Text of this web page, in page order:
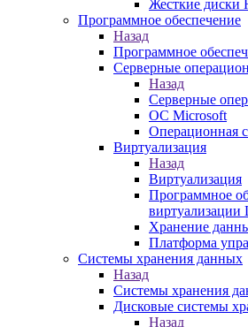
Жесткие диски
Программное обеспечение
Назад
Программное
Серверные
Назад
Серверные
ОС Microsoft
Операционная
Виртуализация
Назад
Виртуализация
Программное
Хранение
Платформа
Системы хранения данных
Назад
Системы хранения
Дисковые системы
Назад